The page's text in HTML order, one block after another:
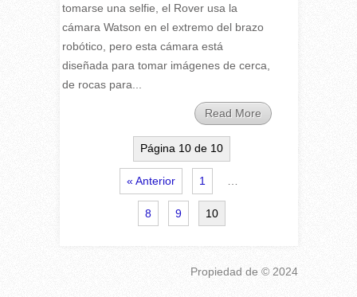
tomarse una selfie, el Rover usa la
cámara Watson en el extremo del brazo
robótico, pero esta cámara está
diseñada para tomar imágenes de cerca,
de rocas para...
Read More
Página 10 de 10
« Anterior 1
8 9 10
Propiedad de © 2024